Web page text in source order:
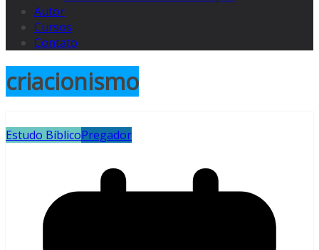
Autor
Cursos
Contato
criacionismo
Estudo BíblicoPregador